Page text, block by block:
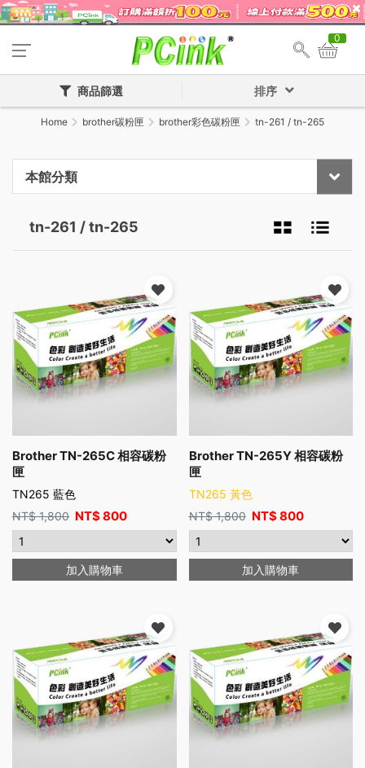
0
商品篩選 排序
Home brother碳粉匣 brother彩色碳粉匣 tn-261 / tn-265
本館分類
tn-261 / tn-265
Brother TN-265C 相容碳粉
匣
TN265 藍色
NT$1,800 NT$800
加入購物車
Brother TN-265Y 相容碳粉
匣
TN265 黃色
NT$1,800 NT$800
加入購物車